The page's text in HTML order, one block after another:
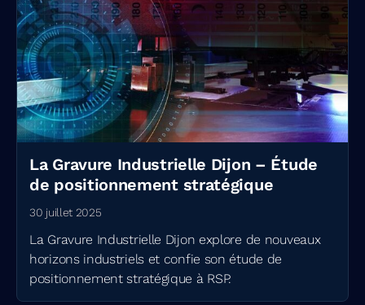
La Gravure Industrielle Dijon – Étude
de positionnement stratégique
30 juillet 2025
La Gravure Industrielle Dijon explore de nouveaux
horizons industriels et confie son étude de
positionnement stratégique à RSP.